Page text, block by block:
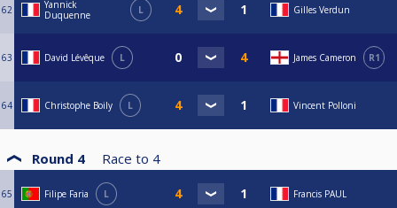
62
Yannick
Duquenne
L Gilles Verdun
63 David Lévêque L James Cameron R1
64 Christophe Boily L Vincent Polloni
Round 4 Race to 4
65 Filipe Faria L Francis PAUL